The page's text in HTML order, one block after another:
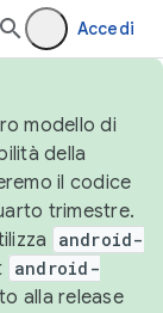
Accedi
modello di
della
il codice
trimestre.
android-
android-
alla release